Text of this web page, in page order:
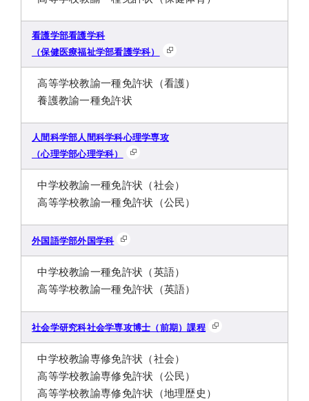
看護学部看護学科
（保健医療福祉学部看護学科）
高等学校教諭一種免許状（看護）
養護教諭一種免許状
人間科学部人間科学科心理学専攻
（心理学部心理学科）
中学校教諭一種免許状（社会）
高等学校教諭一種免許状（公民）
外国語学部外国学科
中学校教諭一種免許状（英語）
高等学校教諭一種免許状（英語）
社会学研究科社会学専攻博士（前期）課程
中学校教諭専修免許状（社会）
高等学校教諭専修免許状（公民）
高等学校教諭専修免許状（地理歴史）